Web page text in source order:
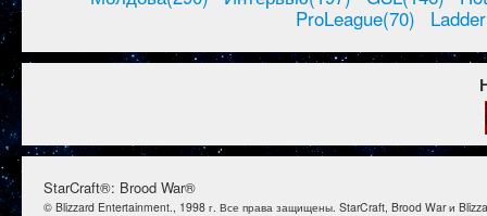
ProLeague(70)
StarCraft®: Brood War®
© Blizzard Entertainment., 1998 г. Все права защищены. StarCraft, Brood War и